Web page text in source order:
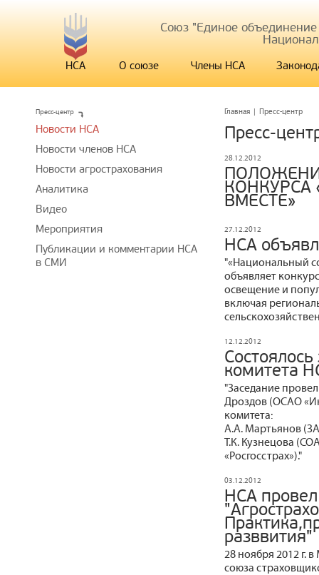
Союз "Единое
НСА О союзе Члены НСА
Главная | Пресс-центр
Пресс-
28.12.2012
КОНКУРСА
ВМЕСТЕ»
27.12.2012
НСА
"«Национальный
объявляет
освещение и
включая
12.12.2012
комитета
"Заседание
Дроздов (ОСАО
комитета:
А.А. Мартьянов
Т.К. Кузнецова
«Росгосстрах»)."
03.12.2012
НСА
разввития"
28 ноября 2012 г.
союза
Пресс-центр
Новости НСА
Новости членов НСА
Новости агрострахования
Аналитика
Видео
Мероприятия
Публикации и комментарии НСА
в СМИ